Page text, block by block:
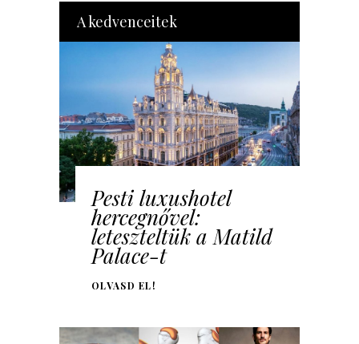
A kedvenceitek
Pesti luxushotel
hercegnővel:
leteszteltük a Matild
Palace-t
OLVASD EL!